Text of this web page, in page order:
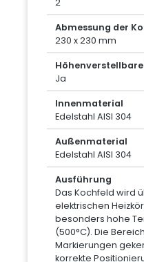
Abmessung der
230 x 230 mm
Ja
Innenmaterial
Edelstahl AISI 304
Außenmaterial
Edelstahl AISI 304
Ausführung
Das Kochfeld wird
elektrischen
besonders hohe
(500°C). Die
Markierungen
korrekte